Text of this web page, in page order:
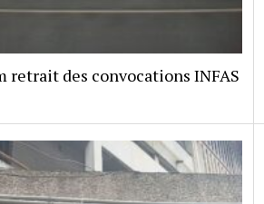
retrait des convocations INFAS